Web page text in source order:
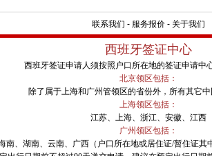
联系我们 - 服务报价- 关于我们
西班牙签证中心
西班牙签证申请人须按照户口所在地的签证申请中
北京领区包括：
除了属于上海和广州管领区的省份外，所有其它
上海领区包括：
江苏、上海、浙江、安徽、江西
广州领区包括：
南、湖南、云南、广西（户口所在地或居住证/暂住证其